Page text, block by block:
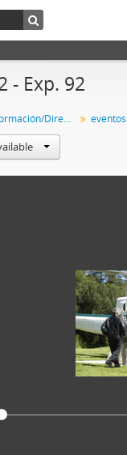
- Exp. 92
Dirección General de Información/Dirección General de Comunicación Social